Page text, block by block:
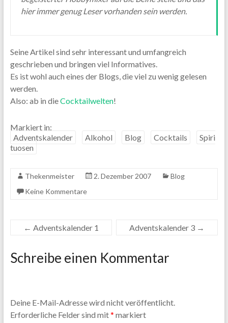
hier immer genug Leser vorhanden sein werden.
Seine Artikel sind sehr interessant und umfangreich
geschrieben und bringen viel Informatives.
Es ist wohl auch eines der Blogs, die viel zu wenig gelesen
werden.
Also: ab in dieCocktailwelten!
Markiert in:
Adventskalender
Alkohol Blog Cocktails
Spiri
tuosen
Thekenmeister 2. Dezember 2007
Blog
Keine Kommentare
← Adventskalender 1 Adventskalender 3 →
Schreibe einen Kommentar
Deine E-Mail-Adresse wird nicht veröffentlicht.
Erforderliche Felder sind mit* markiert